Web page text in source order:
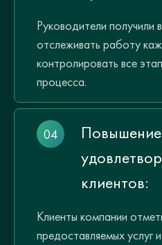
Руководители получили
отслеживать работу
контролировать все
процесса.
Повышение
клиентов:
Клиенты компании
предоставляемых услуг